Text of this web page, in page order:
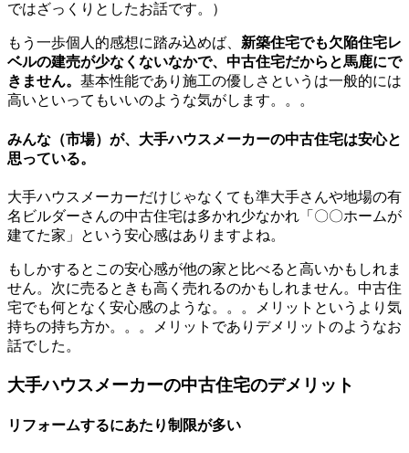
ではざっくりとしたお話です。）
もう一歩個人的感想に踏み込めば、 新築住宅でも欠陥住宅レ
ベルの建売が少なくないなかで、中古住宅だからと馬鹿にで
きません。 基本性能であり施工の優しさというは一般的には
高いといってもいいのような気がします。。。
みんな（市場）が、大手ハウスメーカーの中古住宅は安心と
思っている。
大手ハウスメーカーだけじゃなくても準大手さんや地場の有
名ビルダーさんの中古住宅は多かれ少なかれ「〇〇ホームが
建てた家」という安心感はありますよね。
もしかするとこの安心感が他の家と比べると高いかもしれま
せん。次に売るときも高く売れるのかもしれません。中古住
宅でも何となく安心感のような。。。メリットというより気
持ちの持ち方か。。。メリットでありデメリットのようなお
話でした。
大手ハウスメーカーの中古住宅のデメリット
リフォームするにあたり制限が多い